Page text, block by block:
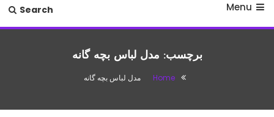
Menu
Search
برچسب: مدل لباس بچه گانه
Home مدل لباس بچه گانه